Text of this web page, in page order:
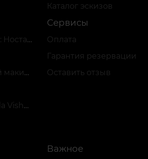
Каталог эскизов
Voice of Culture: Ностальгия по 2000-м
Перманентный макияж
Тату-мир Zinaida Vishenka
Сервисы
Оплата
Гарантия резервации
Оставить отзыв
Важное